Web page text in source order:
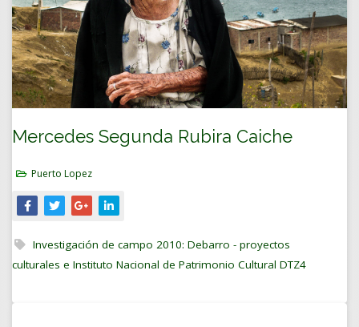
Mercedes Segunda Rubira Caiche
Puerto Lopez
Investigación de campo 2010: Debarro - proyectos
culturales e Instituto Nacional de Patrimonio Cultural DTZ4